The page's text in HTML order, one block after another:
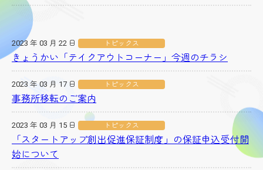
2023 年 03 月 22 日 トピックス
きょうかい「テイクアウトコーナー」今週のチラシ
2023 年 03 月 17 日 トピックス
事務所移転のご案内
2023 年 03 月 15 日 トピックス
「スタートアップ創出促進保証制度」の保証申込受付開
始について